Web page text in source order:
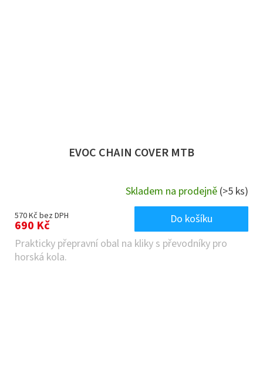
EVOC CHAIN COVER MTB
Skladem na prodejně (>5 ks)
570 Kč bez DPH
690 Kč
Do košíku
Prakticky přepravní obal na kliky s převodníky pro
horská kola.